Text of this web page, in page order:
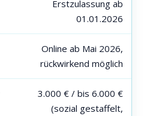
Erstzulassung ab
01.01.2026
Online ab Mai 2026,
rückwirkend möglich
3.000 € / bis 6.000 €
(sozial gestaffelt,